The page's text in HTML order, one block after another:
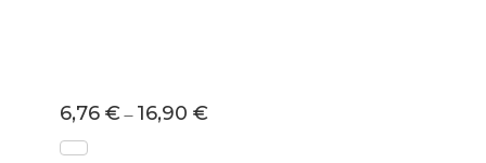
6,76 € – 16,90 €